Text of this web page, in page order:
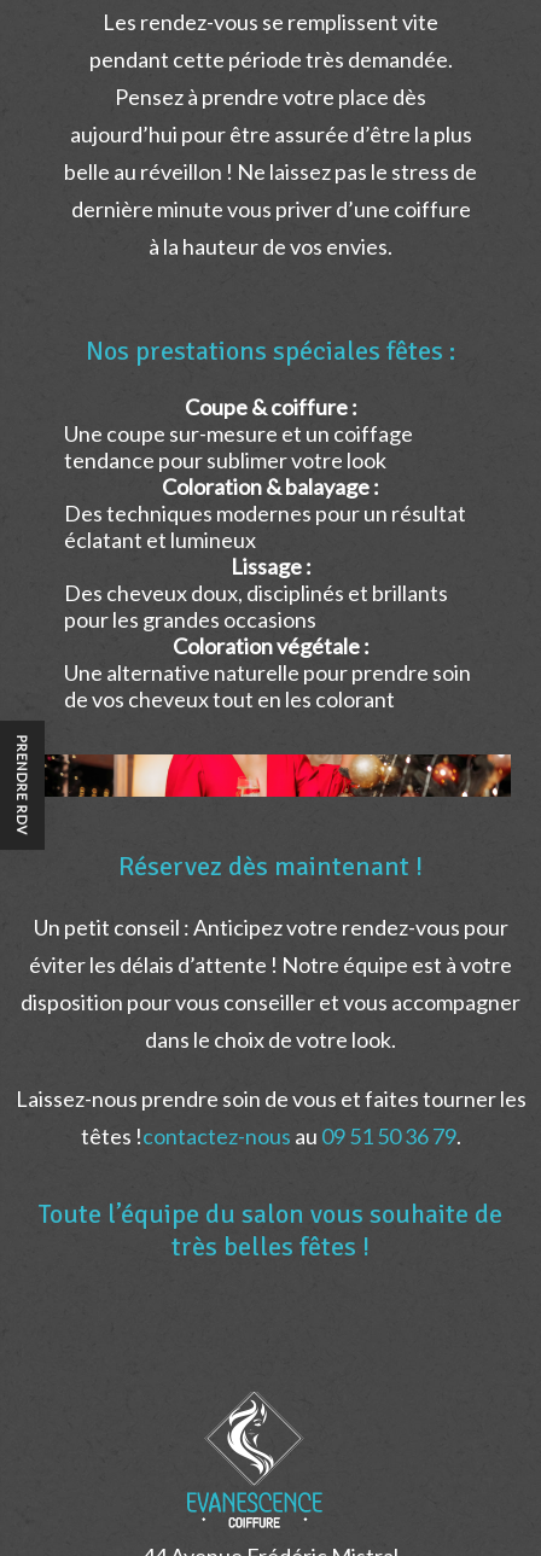
PRENDRE RDV
Les rendez-vous se remplissent vite
pendant cette période très demandée.
Pensez à prendre votre place dès
aujourd’hui pour être assurée d’être la plus
belle au réveillon ! Ne laissez pas le stress de
dernière minute vous priver d’une coiffure
à la hauteur de vos envies.
Nos prestations spéciales fêtes :
Coupe & coiffure :
Une coupe sur-mesure et un coiffage
tendance pour sublimer votre look
Coloration & balayage :
Des techniques modernes pour un résultat
éclatant et lumineux
Lissage :
Des cheveux doux, disciplinés et brillants
pour les grandes occasions
Coloration végétale :
Une alternative naturelle pour prendre soin
de vos cheveux tout en les colorant
Réservez dès maintenant !
Un petit conseil : Anticipez votre rendez-vous pour
éviter les délais d’attente ! Notre équipe est à votre
disposition pour vous conseiller et vous accompagner
dans le choix de votre look.
Laissez-nous prendre soin de vous et faites tourner les
têtes !contactez-nous au 09 51 50 36 79.
Toute l’équipe du salon vous souhaite de
très belles fêtes !